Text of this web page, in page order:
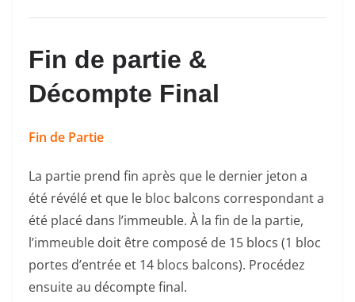
Fin de partie &
Décompte Final
Fin de Partie
La partie prend fin après que le dernier jeton a
été révélé et que le bloc balcons correspondant a
été placé dans l’immeuble. À la fin de la partie,
l’immeuble doit être composé de 15 blocs (1 bloc
portes d’entrée et 14 blocs balcons). Procédez
ensuite au décompte final.